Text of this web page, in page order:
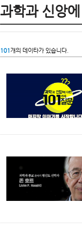
과학과 신앙
101 개의 데이타가 있습니다.